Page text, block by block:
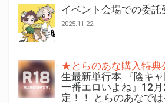
イベント会場での委託
2025.11.22
★とらのあな購入特
生最新単行本 『陰キ
一番エロいよね』12
定！！ とらのあなで